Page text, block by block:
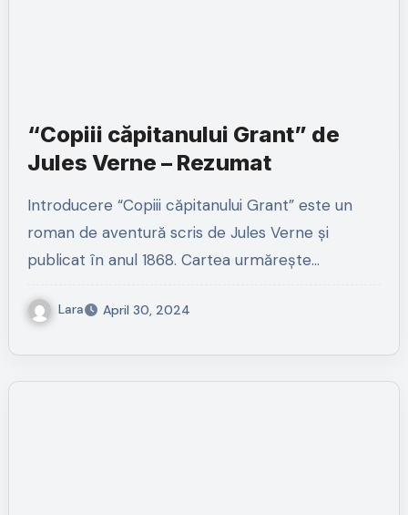
“Copiii căpitanului Grant” de
Jules Verne – Rezumat
Introducere “Copiii căpitanului Grant” este un
roman de aventură scris de Jules Verne și
publicat în anul 1868. Cartea urmărește…
Lara April 30, 2024